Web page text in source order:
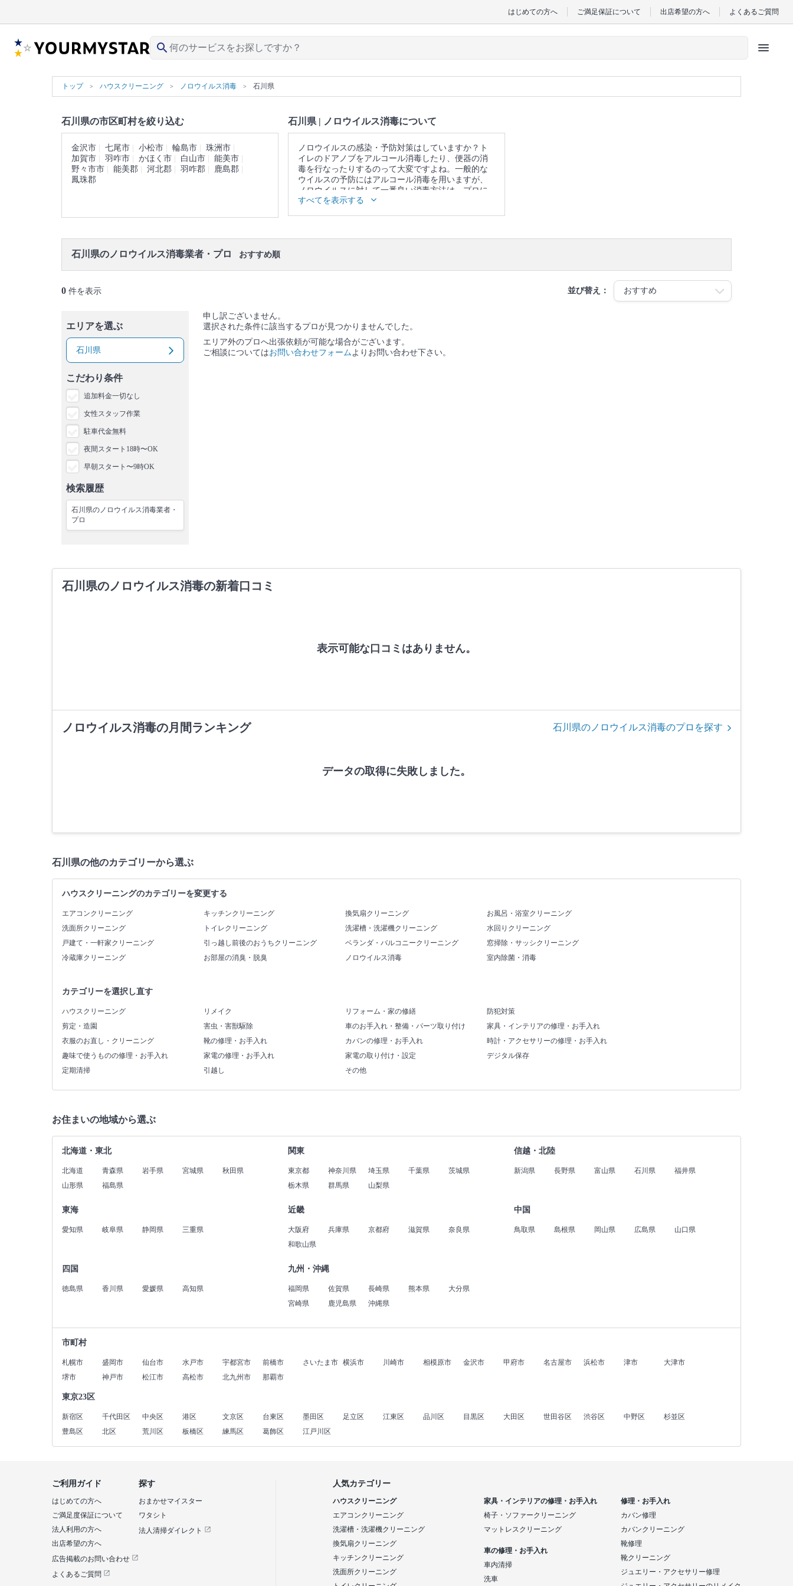
はじめての方へ ご満足保証について 出店希望の方へ よくあるご質問
search menu
トップ ハウスクリーニング ノロウイルス消毒 石川県
石川県の市区町村を絞り込む
金沢市 七尾市 小松市 輪島市
珠洲市
加賀市
羽咋市 かほく市 白山市
能美市
野々市市
能美郡 河北郡 羽咋郡
鹿島郡
鳳珠郡
石川県 | ノロウイルス消毒について
ノロウイルスの感染・予防対策はしていますか？ト
イレのドアノブをアルコール消毒したり、便器の消
毒を行なったりするのって大変ですよね。一般的な
ウイルスの予防にはアルコール消毒を用いますが、
ノロウイルスに対して一番良い消毒方法は、プロに
よる消毒クリーニングです。ノロウイルスは感染力
すべてを表示する
石川県のノロウイルス消毒業者・プロ おすすめ順
0 件を表示 並び替え：
エリアを選ぶ
石川県
こだわり条件
追加料金一切なし
女性スタッフ作業
駐車代金無料
夜間スタート18時〜OK
早朝スタート〜9時OK
検索履歴
石川県のノロウイルス消毒業者・
プロ
申し訳ございません。
選択された条件に該当するプロが見つかりませんでした。
エリア外のプロへ出張依頼が可能な場合がございます。
ご相談についてはお問い合わせフォームよりお問い合わせ下さい。
石川県のノロウイルス消毒の新着口コミ
表示可能な口コミはありません。
ノロウイルス消毒の月間ランキング 石川県のノロウイルス消毒のプロを探す
データの取得に失敗しました。
石川県の他のカテゴリーから選ぶ
ハウスクリーニングのカテゴリーを変更する
エアコンクリーニング キッチンクリーニング 換気扇クリーニング
お風呂・浴室クリーニング
洗面所クリーニング
トイレクリーニング 洗濯槽・洗濯機クリーニング
水回りクリーニング
戸建て・一軒家クリーニング
引っ越し前後のおうちクリーニング ベランダ・バルコニークリーニング
窓掃除・サッシクリーニング
冷蔵庫クリーニング
お部屋の消臭・脱臭 ノロウイルス消毒 室内除菌・消毒
カテゴリーを選択し直す
ハウスクリーニング リメイク リフォーム・家の修繕
防犯対策
剪定・造園
害虫・害獣駆除 車のお手入れ・整備・パーツ取り付け
家具・インテリアの修理・お手入れ
衣服のお直し・クリーニング
靴の修理・お手入れ カバンの修理・お手入れ
時計・アクセサリーの修理・お手入れ
趣味で使うものの修理・お手入れ
家電の修理・お手入れ 家電の取り付け・設定
デジタル保存
定期清掃
引越し その他
お住まいの地域から選ぶ
北海道・東北
北海道 青森県 岩手県 宮城県
秋田県
山形県
福島県
関東
東京都 神奈川県 埼玉県 千葉県
茨城県
栃木県
群馬県 山梨県
信越・北陸
新潟県 長野県 富山県 石川県 福井県
東海
愛知県 岐阜県 静岡県 三重県
近畿
大阪府 兵庫県 京都府 滋賀県
奈良県
和歌山県
中国
鳥取県 島根県 岡山県 広島県 山口県
四国
徳島県 香川県 愛媛県 高知県
九州・沖縄
福岡県 佐賀県 長崎県 熊本県
大分県
宮崎県
鹿児島県 沖縄県
市町村
札幌市 盛岡市 仙台市 水戸市 宇都宮市 前橋市 さいたま市 横浜市 川崎市 相模原市 金沢市 甲府市 名古屋市 浜松市 津市
大津市
堺市
神戸市 松江市 高松市 北九州市 那覇市
東京23区
新宿区 千代田区 中央区 港区 文京区 台東区 墨田区 足立区 江東区 品川区 目黒区 大田区 世田谷区 渋谷区 中野区
杉並区
豊島区
北区 荒川区 板橋区 練馬区 葛飾区 江戸川区
探す
おまかせマイスター
ワタシト
法人清掃ダイレクト
ご利用ガイド
はじめての方へ
ご満足度保証について
法人利用の方へ
出店希望の方へ
広告掲載のお問い合わせ
よくあるご質問
人気カテゴリー
ハウスクリーニング
エアコンクリーニング
洗濯槽・洗濯機クリーニング
換気扇クリーニング
キッチンクリーニング
洗面所クリーニング
家具・インテリアの修理・お手入れ
椅子・ソファークリーニング
マットレスクリーニング
車の修理・お手入れ
車内清掃
洗車
修理・お手入れ
カバン修理
カバンクリーニング
靴修理
靴クリーニング
ジュエリー・アクセサリー修理